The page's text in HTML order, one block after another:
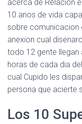
acerca de Relacion
10 anos de vida
sobre comunicacion
anexion cual
todo 12 gente
horas de cada dia
cual Cupido les
persona que acierte
Los 10